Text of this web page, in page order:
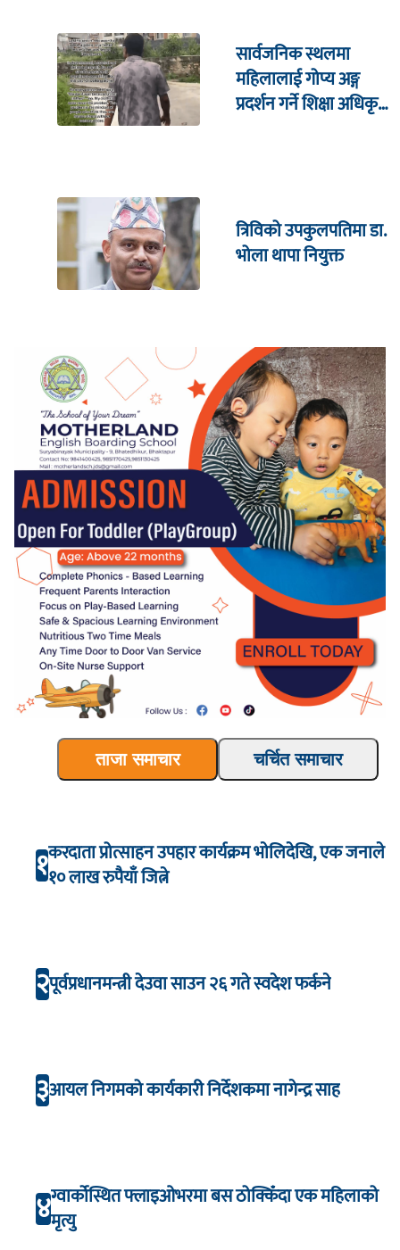
सार्वजनिक स्थलमा
महिलालाई गोप्य अङ्ग
प्रदर्शन गर्ने शिक्षा अधिकृत
त्रिविको उपकुलपतिमा डा.
भोला थापा नियुक्त
ताजा समाचार चर्चित समाचार
१करदाता प्रोत्साहन उपहार कार्यक्रम भाेलिदेखि, एक जनाले
१० लाख रुपैयाँ जित्ने
२पूर्वप्रधानमन्त्री देउवा साउन २६ गते स्वदेश फर्कने
३आयल निगमको कार्यकारी निर्देशकमा नागेन्द्र साह
४ग्वार्कोस्थित फ्लाइओभरमा बस ठोक्किँदा एक महिलाको
मृत्यु